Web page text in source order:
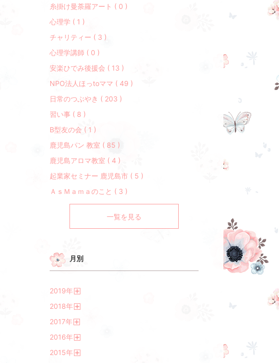
糸掛け曼荼羅アート ( 0 )
心理学 ( 1 )
チャリティー ( 3 )
心理学講師 ( 0 )
安楽ひでみ後援会 ( 13 )
NPO法人ほっtoママ ( 49 )
日常のつぶやき ( 203 )
習い事 ( 8 )
B型友の会 ( 1 )
鹿児島パン 教室 ( 85 )
鹿児島アロマ教室 ( 4 )
起業家セミナー 鹿児島市 ( 5 )
ＡｓＭａｍａのこと ( 3 )
一覧を見る
月別
2019年
2018年
2017年
2016年
2015年